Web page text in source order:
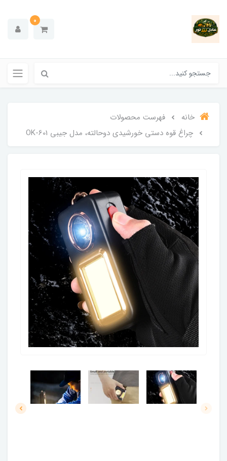
0
خانه
فهرست محصولات
چراغ قوه دستی خورشیدی دوحالته، مدل جیبی OK-601